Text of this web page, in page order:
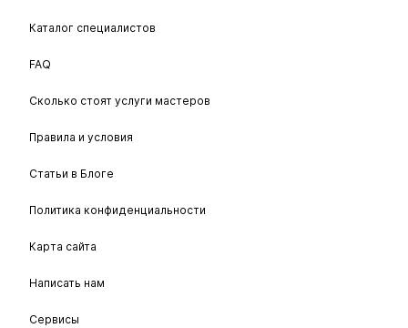
Каталог специалистов
FAQ
Сколько стоят услуги мастеров
Правила и условия
Статьи в Блоге
Политика конфиденциальности
Карта сайта
Написать нам
Сервисы